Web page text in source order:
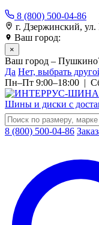
8 (800) 500-04-86
г. Дзержинский,
Ваш город:
×
Ваш город –
Да Нет, выбрать
Пн–Пт 9:00–18:00 |
Шины и диски с
8 (800) 500-04-86